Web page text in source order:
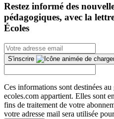
Restez informé des
pédagogiques, avec la
Écoles
S'inscrire
Ces informations sont destinées
ecoles.com appartient. Elles sont
fins de traitement de votre
votre adresse mail sera utilisée